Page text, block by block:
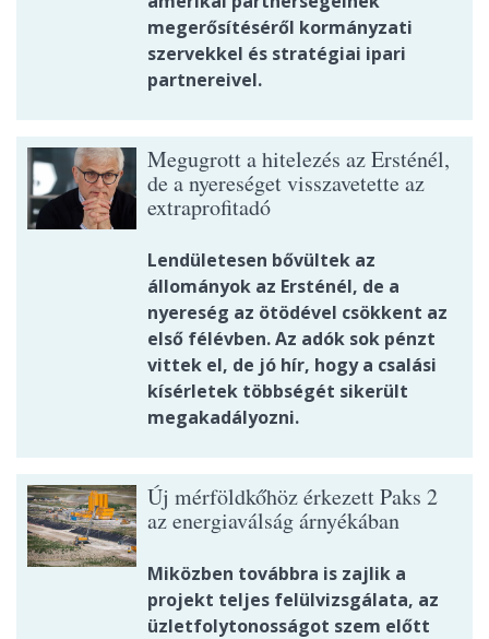
megerősítéséről kormányzati
szervekkel és stratégiai ipari
partnereivel.
Megugrott a hitelezés az Ersténél,
de a nyereséget visszavetette az
extraprofitadó
Lendületesen bővültek az
állományok az Ersténél, de a
nyereség az ötödével csökkent az
első félévben. Az adók sok pénzt
vittek el, de jó hír, hogy a csalási
kísérletek többségét sikerült
megakadályozni.
Új mérföldkőhöz érkezett Paks 2
az energiaválság árnyékában
Miközben továbbra is zajlik a
projekt teljes felülvizsgálata, az
üzletfolytonosságot szem előtt